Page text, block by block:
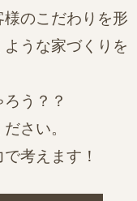
のこだわりを形
うな家づくりを
う？？
さい。
考えます！